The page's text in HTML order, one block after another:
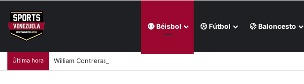
Béisbol Fútbol Baloncesto
Última hora William Contreras comandó victoria de Cerveceros de Milwaukee en casa (+Video)